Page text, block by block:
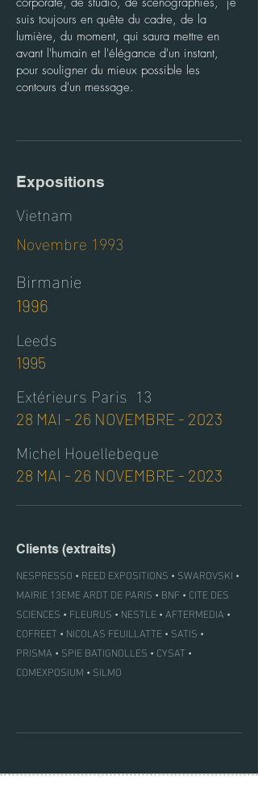
suis toujours en quête du cadre, de la
lumière, du moment, qui saura mettre en
avant l'humain et l'élégance d'un instant,
pour souligner du mieux possible les
contours d'un message.
Expositions
Vietnam
Novembre 1993
Birmanie
1996
Leeds
1995
Extérieurs Paris 13
28 MAI - 26 NOVEMBRE - 2023
Michel Houellebeque
28 MAI - 26 NOVEMBRE - 2023
Clients (extraits)
NESPRESSO • REED EXPOSITIONS • SWAROVSKI •
MAIRIE 13EME ARDT DE PARIS • BNF • CITE DES
SCIENCES • FLEURUS • NESTLE • AFTERMEDIA •
COFREET • NICOLAS FEUILLATTE • SATIS •
PRISMA • SPIE BATIGNOLLES • CYSAT •
COMEXPOSIUM • SILMO